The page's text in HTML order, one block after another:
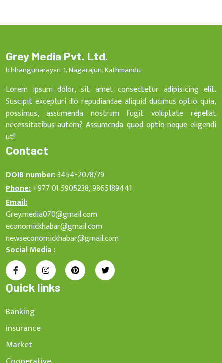
Grey Media Pvt. Ltd.
Ichhangunarayan-1, Nagarajun, Kathmandu
Lorem ipsum dolor, sit amet consectetur adipisicing elit.
Suscipit excepturi illo repudiandae aliquid ducimus optio quia,
possimus, assumenda nostrum fugit voluptate repellat
necessitatibus autem? Assumenda quod optio neque eligendi
ut!
Contact
DOIB number:3454-2078/79
Phone:+977 01 5905238, 9865189441
Email:
Grey.media070@gmail.com
economickhabar@gmail.com
newseconomickhabar@gmail.com
Social Media :
Quick links
Banking
insurance
Market